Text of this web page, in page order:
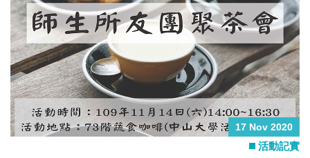
17 Nov 2020
活動記實